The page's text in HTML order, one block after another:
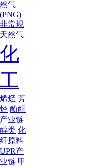
然气
(PNG)
非常规
天然气
化
工
烯烃 芳
烃 酚酮
产业链
醇类 化
纤原料
UPR产
业链 甲